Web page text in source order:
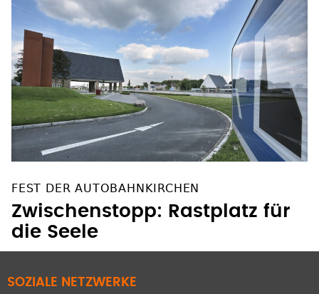
FEST DER AUTOBAHNKIRCHEN
Zwischenstopp: Rastplatz für
die Seele
SOZIALE NETZWERKE